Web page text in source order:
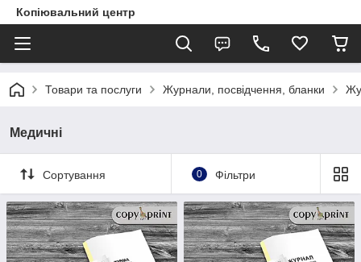
Копіювальний центр
Товари та послуги Журнали, посвідчення, бланки
Медичні
Сортування 0 Фільтри